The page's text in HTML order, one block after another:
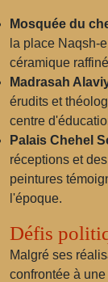
Mosquée du
la place Naqsh-
céramique
Madrasah
érudits et
centre
Palais Chehel
réceptions et
peintures
l'époque.
Défis
Malgré ses
confrontée à